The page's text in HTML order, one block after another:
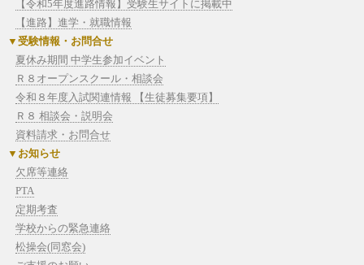
【令和5年度進路情報】受験生サイトに掲載中
【進路】進学・就職情報
受験情報・お問合せ
夏休み期間 中学生参加イベント
Ｒ８オープンスクール・相談会
令和８年度入試関連情報 【生徒募集要項】
Ｒ８ 相談会・説明会
資料請求・お問合せ
お知らせ
欠席等連絡
PTA
定期考査
学校からの緊急連絡
松操会(同窓会)